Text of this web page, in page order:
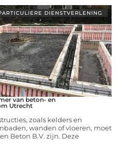
DIENSTVERLENING
van beton- en
Utrecht
zoals kelders en
wanden of vloeren, moet
Beton B.V. zijn. Deze